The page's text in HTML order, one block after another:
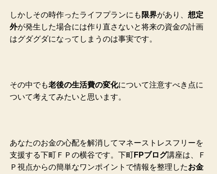
しかしその時作ったライフプランにも 限界があり、 想定
外が発生した場合には作り直さないと将来の資金の計画
はグダグダになってしまうのは事実です。
その中でも老後の生活費の変化について注意すべき点に
ついて考えてみたいと思います。
あなたのお金の心配を解消してマネーストレスフリーを
支援する下町ＦＰの横谷です。下町FPブログ講座は、Ｆ
Ｐ視点からの簡単なワンポイントで情報を整理したお金